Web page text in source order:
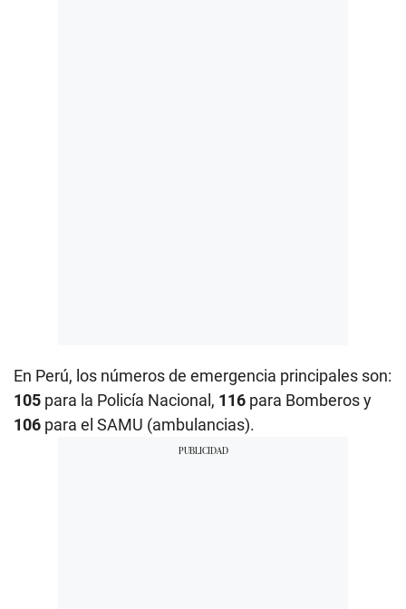
En Perú, los números de emergencia principales son:
105 para la Policía Nacional, 116 para Bomberos y
106 para el SAMU (ambulancias).